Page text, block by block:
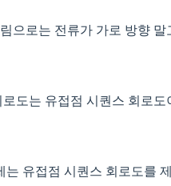
으로는 전류가 가로 방향
도는 유접점 시퀀스 회로
는 유접점 시퀀스 회로도를